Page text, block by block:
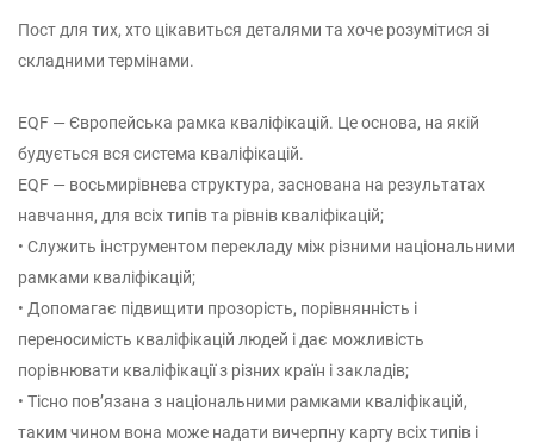
Пост для тих, хто цікавиться деталями та хоче розумітися зі
складними термінами.
EQF — Європейська рамка кваліфікацій. Це основа, на якій
будується вся система кваліфікацій.
EQF — восьмирівнева структура, заснована на результатах
навчання, для всіх типів та рівнів кваліфікацій;
• Служить інструментом перекладу між різними національними
рамками кваліфікацій;
• Допомагає підвищити прозорість, порівнянність і
переносимість кваліфікацій людей і дає можливість
порівнювати кваліфікації з різних країн і закладів;
• Тісно пов’язана з національними рамками кваліфікацій,
таким чином вона може надати вичерпну карту всіх типів і